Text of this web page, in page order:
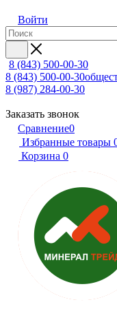
Войти
8 (843) 500-00-30
8 (843) 500-00-30
8 (987) 284-00-30
Заказать звонок
Сравнение0
Избранные товары
Корзина 0